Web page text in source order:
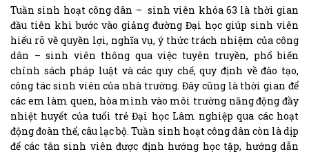
Tuần sinh hoạt công dân – sinh viên khóa 63 là thời gian
đầu tiên khi bước vào giảng đường Đại học giúp sinh viên
hiểu rõ về quyền lợi, nghĩa vụ, ý thức trách nhiệm của công
dân – sinh viên thông qua việc tuyên truyền, phổ biến
chính sách pháp luật và các quy chế, quy định về đào tạo,
công tác sinh viên của nhà trường. Đây cũng là thời gian để
các em làm quen, hòa mình vào môi trường năng động đầy
nhiệt huyết của tuổi trẻ Đại học Lâm nghiệp qua các hoạt
động đoàn thể, câu lạc bộ. Tuần sinh hoạt công dân còn là dịp
để các tân sinh viên được định hướng học tập, hướng dẫn